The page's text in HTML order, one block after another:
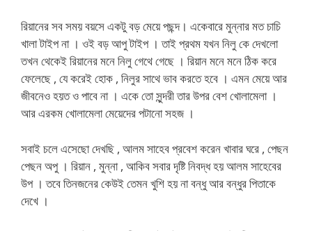
রিয়ানের সব সময় বয়সে একটু বড় মেয়ে পছন্দ। একেবারে মুন্নার মত চাচি
খালা টাইপ না । ওই বড় আপু টাইপ । তাই প্রথম যখন নিলু কে দেখলো
তখন থেকেই রিয়ানের মনে নিলু গেথে গেছে । রিয়ান মনে মনে ঠিক করে
ফেলেছে , যে করেই হোক , নিলুর সাথে ভাব করতে হবে । এমন মেয়ে আর
জীবনেও হয়ত ও পাবে না । একে তো সুন্দরী তার উপর বেশ খোলামেলা ।
আর এরকম খোলামেলা মেয়েদের পটানো সহজ ।
সবাই চলে এসেছো দেখছি , আলম সাহেব প্রবেশ করেন খাবার ঘরে , পেছন
পেছন অপু । রিয়ান , মুন্না , আকিব সবার দৃষ্টি নিবদ্ধ হয় আলম সাহেবের
উপ । তবে তিনজনের কেউই তেমন খুশি হয় না বন্ধু আর বন্ধুর পিতাকে
দেখে ।